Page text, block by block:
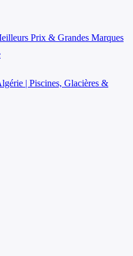
Prix & Grandes Marques
| Piscines, Glacières &